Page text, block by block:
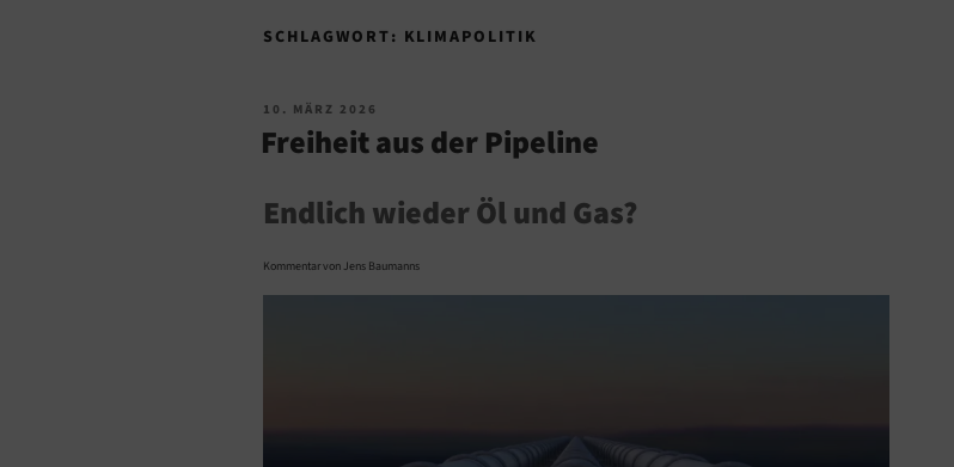
SCHLAGWORT: KLIMAPOLITIK
VERÖFFENTLICHT
10. MÄRZ 2026
Freiheit aus der Pipeline
Endlich wieder Öl und Gas?
Kommentar von Jens Baumanns